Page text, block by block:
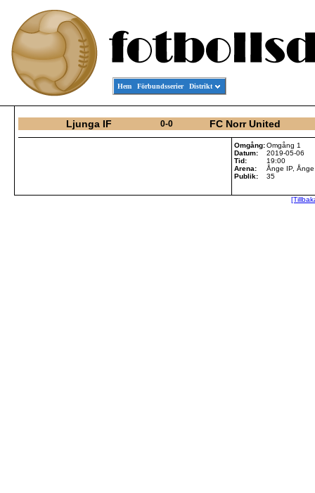
Hem Förbundsserier Distrikt
Ljunga IF 0-0 FC Norr United
Omgång:Omgång 1
Datum:
2019-05-06
Tid:
19:00
Arena:
Ånge IP, Ånge
Publik:
35